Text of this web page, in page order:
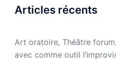
Articles récents
Art oratoire, Théâtre
avec comme outil